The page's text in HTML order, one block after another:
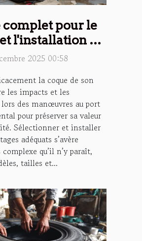
complet pour le
l'installation de
2025 00:58
la coque de son
les impacts et les
des manœuvres au port
pour préserver sa valeur
Sélectionner et installer
adéquats s’avère
qu’il n’y paraît,
tailles et...